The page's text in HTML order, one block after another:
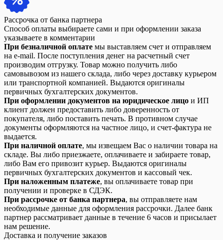
Рассрочка от банка партнера
Способ оплаты выбираете сами и при оформлении заказа
указываете в комментарии
При безналичной оплате мы выставляем счет и отправляем
на e-mail. После поступления денег на расчетный счет
производим отгрузку. Товар можно получить либо
самовывозом из нашего склада, либо через доставку курьером
или транспортной компанией. Выдаются оригиналы
первичных бухгалтерских документов.
При оформлении документов на юридическое лицо и ИП
клиент должен предоставить либо доверенность от
покупателя, либо поставить печать. В противном случае
документы оформляются на частное лицо, и счет-фактура не
выдается.
При наличной оплате, мы извещаем Вас о наличии товара на
складе. Вы либо приезжаете, оплачиваете и забираете товар,
либо Вам его привозит курьер. Выдаются оригиналы
первичных бухгалтерских документов и кассовый чек.
При наложенным платеже, вы оплачиваете товар при
получении и проверке в СДЭК.
При рассрочке от банка партнера, вы отправляете нам
необходимые данные для оформления рассрочки. Далее банк
партнер рассматривает данные в течение 6 часов и присылает
нам решение.
Доставка и получение заказов